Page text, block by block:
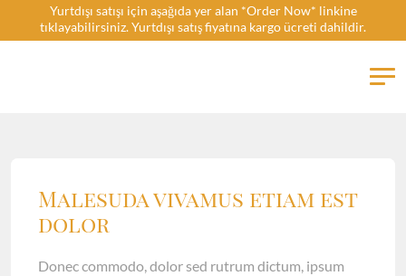
Yurtdışı satışı için aşağıda yer alan *Order Now* linkine
tıklayabilirsiniz. Yurtdışı satış fiyatına kargo ücreti dahildir.
Malesuda vivamus etiam est
dolor
Donec commodo, dolor sed rutrum dictum, ipsum